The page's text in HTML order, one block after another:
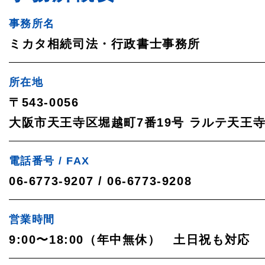
事務所名
ミカタ相続司法・行政書士事務所
所在地
〒543-0056
大阪市天王寺区堀越町7番19号 ラルテ天王
電話番号 / FAX
06-6773-9207 / 06-6773-9208
営業時間
9:00〜18:00（年中無休）土日祝も対応